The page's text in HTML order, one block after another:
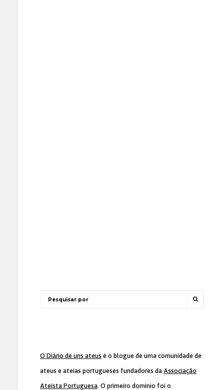
O Diário de uns ateus é o blogue de uma comunidade de
ateus e ateias portugueses fundadores da Associação
Ateísta Portuguesa. O primeiro domínio foi o